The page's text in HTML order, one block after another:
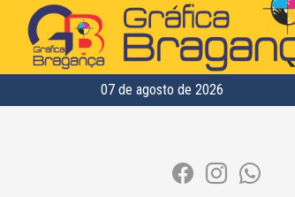
07 de agosto de 2026